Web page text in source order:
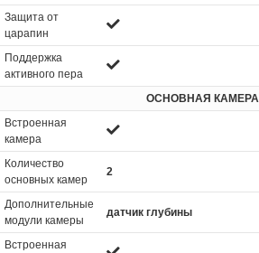
Защита от
царапин
Поддержка
активного пера
ОСНОВНАЯ КАМЕРА
Встроенная
камера
Количество
основных камер
2
Дополнительные
модули камеры
датчик глубины
Встроенная